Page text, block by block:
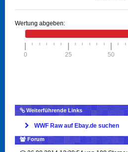
Wertung abgeben:
0 25 50
Weiterführende Links
WWF Raw auf Ebay.de suchen
Forum